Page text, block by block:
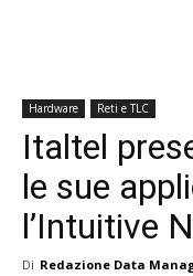
Hardware Reti e TLC
Italtel
le sue
l’Intuitive
Di Redazione Data